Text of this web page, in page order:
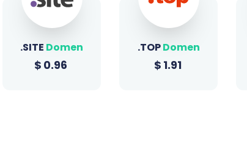
.TOP Domen
$1.91
.SHOPDomen
$ 1.51